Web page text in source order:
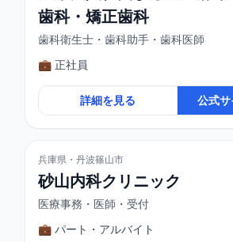
歯科・矯正歯科
歯科衛生士・歯科助手・歯科医師
💼 正社員
詳細を見る 公式
兵庫県・丹波篠山市
砂山内科クリニック
医療事務・医師・受付
💼 パート・アルバイト